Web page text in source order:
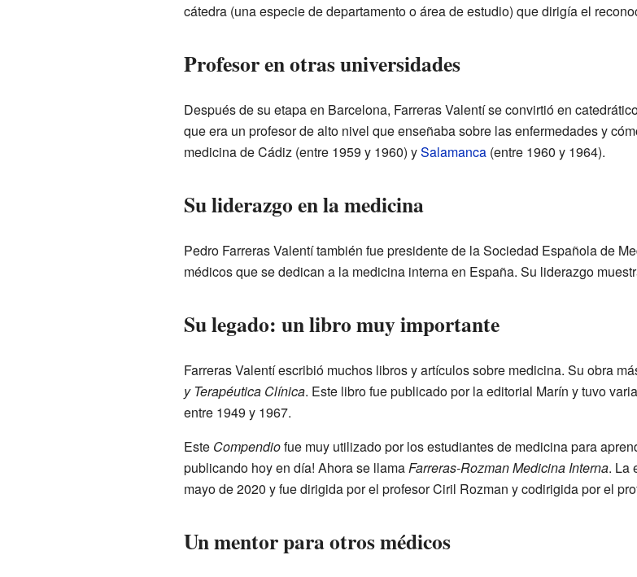
cátedra (una especie de departamento o área de estudio) que dirigía el
Profesor en otras universidades
Después de su etapa en Barcelona, Farreras Valentí se convirtió en
que era un profesor de alto nivel que enseñaba sobre las enfermedades y
medicina de Cádiz (entre 1959 y 1960) ySalamanca(entre 1960 y 1964).
Su liderazgo en la medicina
Pedro Farreras Valentí también fue presidente de la Sociedad Española de
médicos que se dedican a la medicina interna en España. Su liderazgo
Su legado: un libro muy importante
Farreras Valentí escribió muchos libros y artículos sobre medicina. Su obra
y Terapéutica Clínica. Este libro fue publicado por la editorial Marín y tuvo
entre 1949 y 1967.
Este Compendiofue muy utilizado por los estudiantes de medicina para
publicando hoy en día! Ahora se llamaFarreras-Rozman Medicina Interna. La
mayo de 2020 y fue dirigida por el profesor Ciril Rozman y codirigida por el
Un mentor para otros médicos